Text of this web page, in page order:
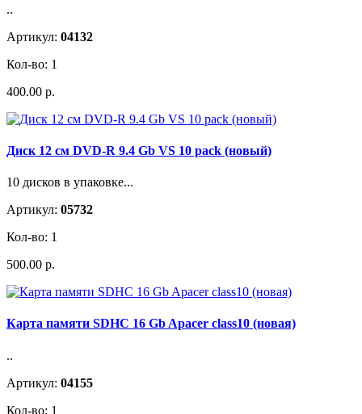
..
Артикул: 04132
Кол-во: 1
400.00 р.
Диск 12 см DVD-R 9.4 Gb VS 10 pack (новый)
10 дисков в упаковке...
Артикул: 05732
Кол-во: 1
500.00 р.
Карта памяти SDHC 16 Gb Apacer class10 (новая)
..
Артикул: 04155
Кол-во: 1